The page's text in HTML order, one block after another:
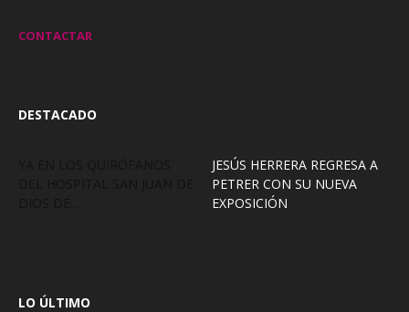
CONTACTAR
DESTACADO
JESÚS HERRERA REGRESA A
PETRER CON SU NUEVA
EXPOSICIÓN
LO ÚLTIMO